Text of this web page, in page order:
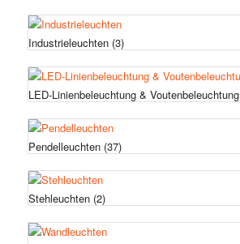
Industrieleuchten (3)
LED-Linienbeleuchtung & Voutenbeleuchtung
Pendelleuchten (37)
Stehleuchten (2)